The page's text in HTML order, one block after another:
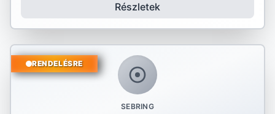
Részletek
SEBRING
RENDELÉSRE